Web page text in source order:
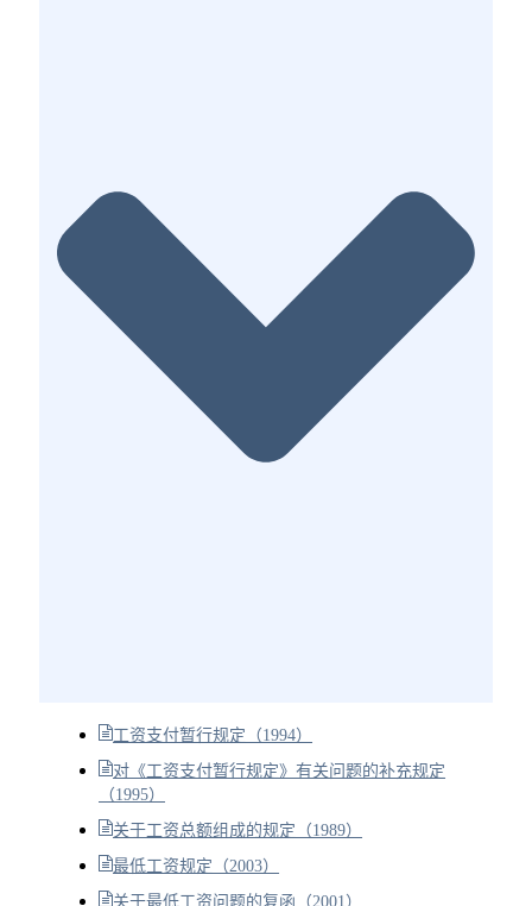
工资支付暂行规定（1994）
对《工资支付暂行规定》有关问题的补充规定
（1995）
关于工资总额组成的规定（1989）
最低工资规定（2003）
关于最低工资问题的复函（2001）